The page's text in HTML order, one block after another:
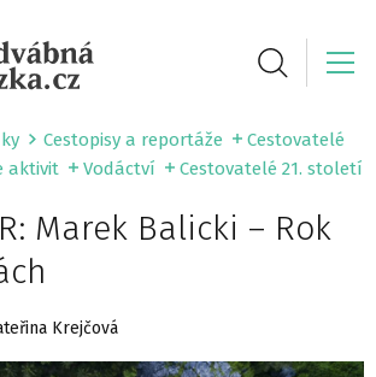
Cestopisy a reportáže
Cestovatelé
aktivit
Vodáctví Cestovatelé 21. století
Marek Balicki – Rok
Krejčová